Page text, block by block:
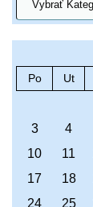
Po
Ut
3
4
10
11
17
18
24
25